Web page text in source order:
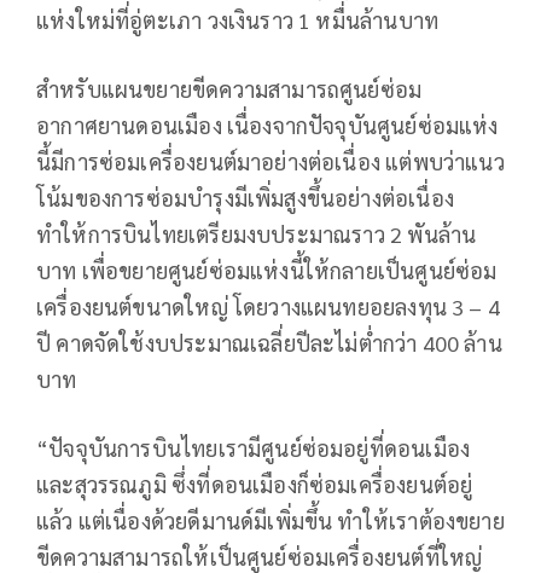
แห่งใหม่ที่อู่ตะเภา วงเงินราว 1 หมื่นล้านบาท
สำหรับแผนขยายขีดความสามารถศูนย์ซ่อม
อากาศยานดอนเมือง เนื่องจากปัจจุบันศูนย์ซ่อมแห่ง
นี้มีการซ่อมเครื่องยนต์มาอย่างต่อเนื่อง แต่พบว่าแนว
โน้มของการซ่อมบำรุงมีเพิ่มสูงขึ้นอย่างต่อเนื่อง
ทำให้การบินไทยเตรียมงบประมาณราว 2 พันล้าน
บาท เพื่อขยายศูนย์ซ่อมแห่งนี้ให้กลายเป็นศูนย์ซ่อม
เครื่องยนต์ขนาดใหญ่ โดยวางแผนทยอยลงทุน 3 – 4
ปี คาดจัดใช้งบประมาณเฉลี่ยปีละไม่ต่ำกว่า 400 ล้าน
บาท
“ปัจจุบันการบินไทยเรามีศูนย์ซ่อมอยู่ที่ดอนเมือง
และสุวรรณภูมิ ซึ่งที่ดอนเมืองก็ซ่อมเครื่องยนต์อยู่
แล้ว แต่เนื่องด้วยดีมานด์มีเพิ่มขึ้น ทำให้เราต้องขยาย
ขีดความสามารถให้เป็นศูนย์ซ่อมเครื่องยนต์ที่ใหญ่